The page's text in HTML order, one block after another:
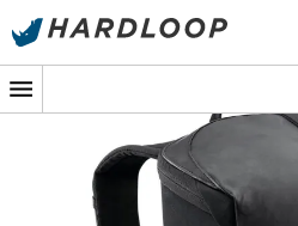
Sommarerbjudanden 🔥 -5 %